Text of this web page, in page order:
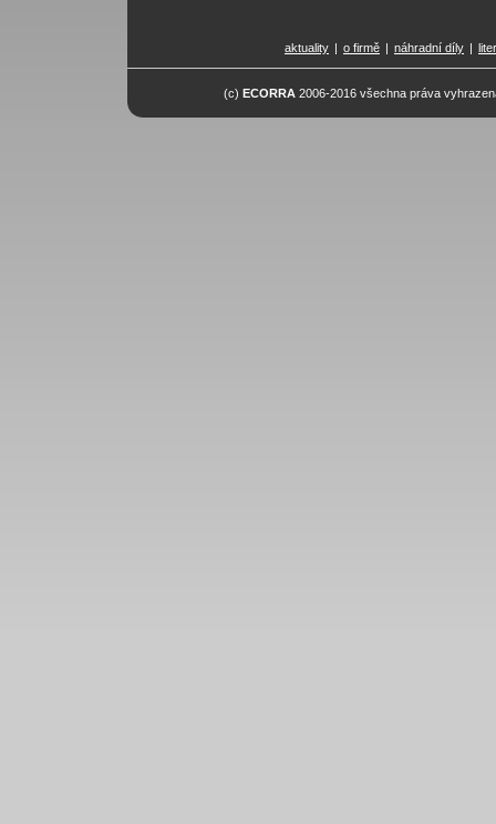
aktuality | o firmě | náhradní díly |
(c) ECORRA 2006-2016 všechna práva